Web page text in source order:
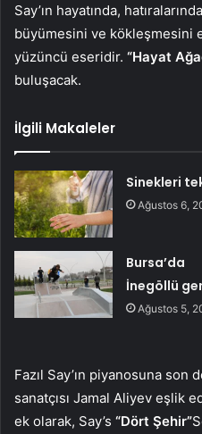
Say’ın hayatında,
büyümesini ve kökleşmesini
yüzüncü eseridir. “Hayat
buluşacak.
İlgili Makaleler
Sinekleri
Ağustos 6,
Bursa’da
İnegöllü
Ağustos 5,
Fazıl Say’ın piyanosuna
sanatçısı Jamal Aliyev eşlik
ek olarak, Say’s “Dört Şehir”